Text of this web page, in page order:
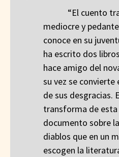
“El cuento
mediocre y
conoce en su
ha escrito dos
hace amigo del
su vez se
de sus desgracias.
transforma de esta
documento sobre
diablos que en un
escogen la